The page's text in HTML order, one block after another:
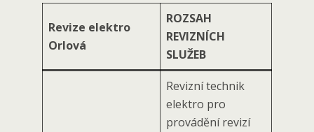
Revize elektro
Orlová
ROZSAH
REVIZNÍCH
SLUŽEB
Revizní technik
elektro pro
provádění revizí